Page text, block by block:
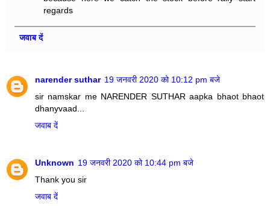
regards
जवाब दें
narender suthar 19 जनवरी 2020 को 10:12 pm बजे
sir namskar me NARENDER SUTHAR aapka bhaot bhaot
dhanyvaad...
जवाब दें
Unknown 19 जनवरी 2020 को 10:44 pm बजे
Thank you sir
जवाब दें